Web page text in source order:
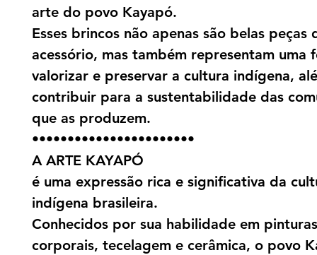
arte do povo Kayapó.
Esses brincos não apenas são belas peças
acessório, mas também representam uma
valorizar e preservar a cultura indígena,
contribuir para a sustentabilidade das
que as produzem.
•••••••••••••••••••••••
A ARTE KAYAPÓ
é uma expressão rica e significativa da
indígena brasileira.
Conhecidos por sua habilidade em pinturas
corporais, tecelagem e cerâmica, o povo